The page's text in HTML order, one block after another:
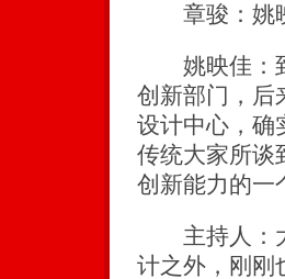
章骏：姚映
姚映佳：到
创新部门，后
设计中心，确
传统大家所谈
创新能力的一
主持人：大
计之外，刚刚